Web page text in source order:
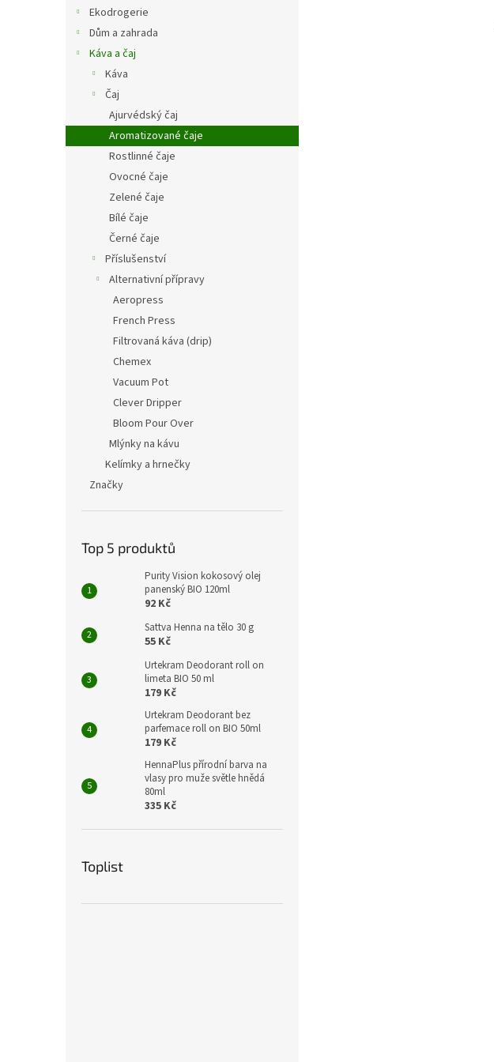
Ekodrogerie
Dům a zahrada
Káva a čaj
Káva
Čaj
Ajurvédský čaj
Aromatizované čaje
Rostlinné čaje
Ovocné čaje
Zelené čaje
Bílé čaje
Černé čaje
Příslušenství
Alternativní přípravy
Aeropress
French Press
Filtrovaná káva (drip)
Chemex
Vacuum Pot
Clever Dripper
Bloom Pour Over
Mlýnky na kávu
Kelímky a hrnečky
Značky
Top 5 produktů
Purity Vision kokosový olej
panenský BIO 120ml
92 Kč
Sattva Henna na tělo 30 g
55 Kč
Urtekram Deodorant roll on
limeta BIO 50 ml
179 Kč
Urtekram Deodorant bez
parfemace roll on BIO 50ml
179 Kč
HennaPlus přírodní barva na
vlasy pro muže světle hnědá
80ml
335 Kč
Toplist